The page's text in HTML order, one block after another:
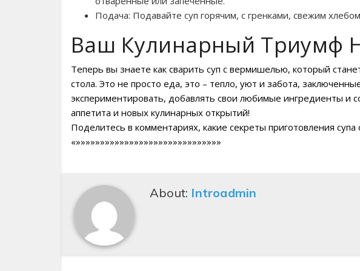
Подача: Подавайте суп горячим, с гренками, свежим
Ваш Кулинарный Триумф
Теперь вы знаете как сварить суп с вермишелью, который
стола. Это не просто еда, это – тепло, уют и забота,
экспериментировать, добавлять свои любимые ингредиенты и
аппетита и новых кулинарных открытий!
Поделитесь в комментариях, какие секреты приготовления
«»»»»»»»»»»»»»»»»»»»»»»»»»»»»»»
About: Introadmin